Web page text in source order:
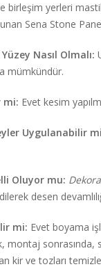
birleşim yerleri
Sena Stone
Nasıl Olmalı:
mümkündür.
mi: Evet kesim
Uygulanabilir
Oluyor mu:
desen
mi: Evet boyama
montaj sonrasında,
kir ve tozları